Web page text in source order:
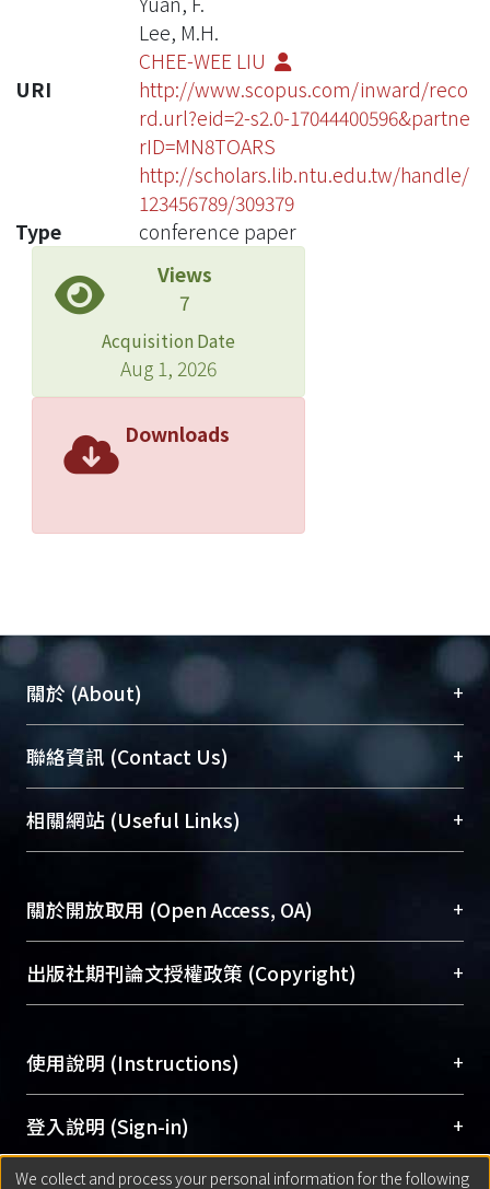
Lee, M.H.
CHEE-WEE LIU
URI
http://www.scopus.com/inward/reco
rd.url?eid=2-s2.0-17044400596&partne
rID=MN8TOARS
http://scholars.lib.ntu.edu.tw/handle/
123456789/309379
Type
conference paper
Views
7
Acquisition Date
Aug 1, 2026
Downloads
關於 (About) +
臺大位居世界頂尖大學之列，為永久珍藏及向國際
展現本校豐碩的研究成果及學術能量，圖書館整合
機構典藏（NTUR）與學術庫（AH）不同功能平
台，成為臺大學術典藏NTU scholars。期能整合研
成果。
To permanently archive and promote researcher
profiles and scholarly works, Library integrates the
services of “NTU Repository” with “Academic
聯絡資訊 (Contact Us) +
總館學科館員(Main Library)
醫學圖書館學科館員(Medical Library)
Sciences Library)
相關網站 (Useful Links) +
關於開放取用 (Open Access, OA) +
開放取用是從使用者角度提升資訊取用性的社會運
動，應用在學術研究上是透過將研究著作公開供使
用逐年攀升。同時可加速研究發展、提升研究影響
Archive）平台。 （點選深入了解OA）
出版社期刊論文授權政策 (Copyright) +
含部分內容的版權非匯入者所有，或由第三方贊
助與合作完成，請確認該版權所有者及第三方同
意提供此授權。
Please represent that the submission is your
original work, and that you have the right to
使用說明 (Instructions) +
網站簡介(Quickstart Guide)
使用手冊(Instruction Manual)
線上預約服務(Booking Service)
登入說明 (Sign-in) +
We collect and process your personal information for the following